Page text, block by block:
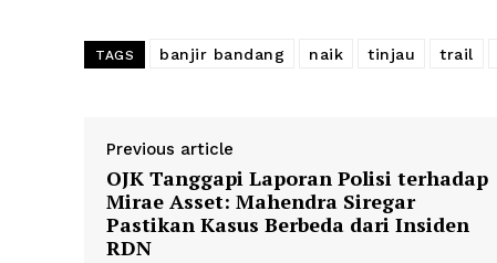
TAGS banjir bandang naik tinjau trail
Previous article
OJK Tanggapi Laporan Polisi terhadap
Mirae Asset: Mahendra Siregar
Pastikan Kasus Berbeda dari Insiden
RDN